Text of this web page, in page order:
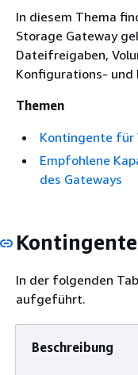
In diesem Thema
Storage Gateway
Dateifreigaben,
Konfigurations- und
Themen
Kontingente für
Empfohlene
des Gateways
In der folgenden
aufgeführt.
Beschreibung